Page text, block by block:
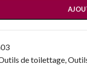
de toilettage,